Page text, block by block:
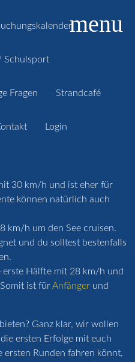
Schulsport
Fragen Strandcafé
Login
menu
30 km/h und ist eher für
können natürlich auch
km/h um den See cruisen.
und du solltest bestenfalls
Hälfte mit 28 km/h und
ist fürAnfänger und
Ganz klar, wir wollen
ersten Erfolge mit euch
Runden fahren könnt,